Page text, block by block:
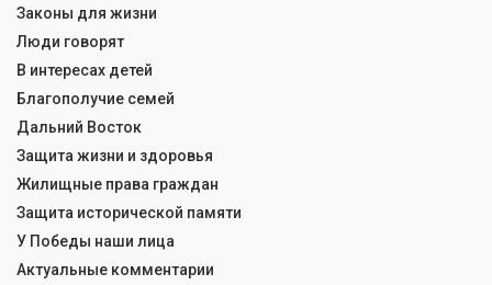
Законы для жизни
Люди говорят
В интересах детей
Благополучие семей
Дальний Восток
Защита жизни и здоровья
Жилищные права граждан
Защита исторической памяти
У Победы наши лица
Актуальные комментарии